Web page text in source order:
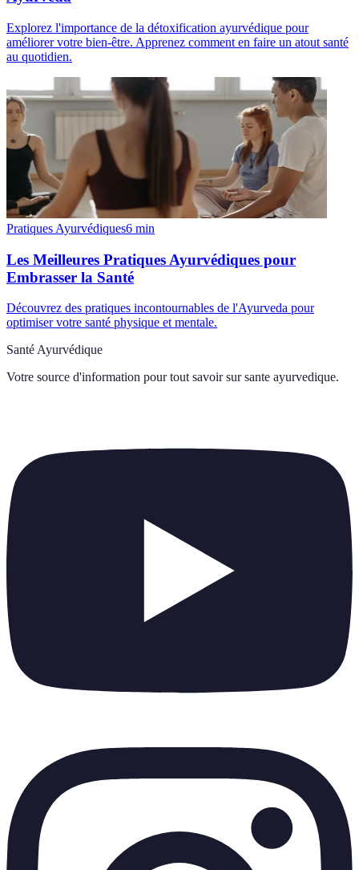
Explorez l'importance de la détoxification ayurvédique pour
améliorer votre bien-être. Apprenez comment en faire un atout santé
au quotidien.
Pratiques Ayurvédiques6 min
Les Meilleures Pratiques Ayurvédiques pour
Embrasser la Santé
Découvrez des pratiques incontournables de l'Ayurveda pour
optimiser votre santé physique et mentale.
Santé Ayurvédique
Votre source d'information pour tout savoir sur sante ayurvedique.